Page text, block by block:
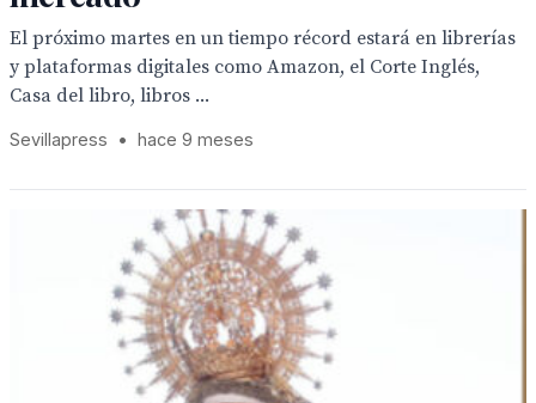
El próximo martes en un tiempo récord estará en librerías
y plataformas digitales como Amazon, el Corte Inglés,
Casa del libro, libros ...
Sevillapress • hace 9 meses